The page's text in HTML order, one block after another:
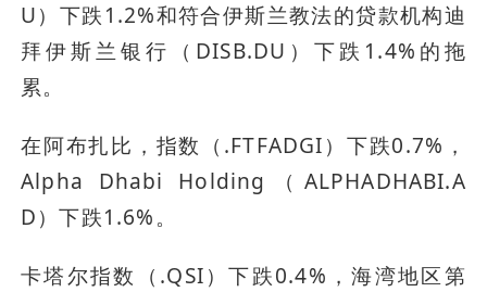
U）下跌1.2%和符合伊斯兰教法的贷款机构迪
拜伊斯兰银行（DISB.DU）下跌1.4%的拖
累。
在阿布扎比，指数（.FTFADGI）下跌0.7%，
Alpha Dhabi Holding（ALPHADHABI.A
D）下跌1.6%。
卡塔尔指数（.QSI）下跌0.4%，海湾地区第